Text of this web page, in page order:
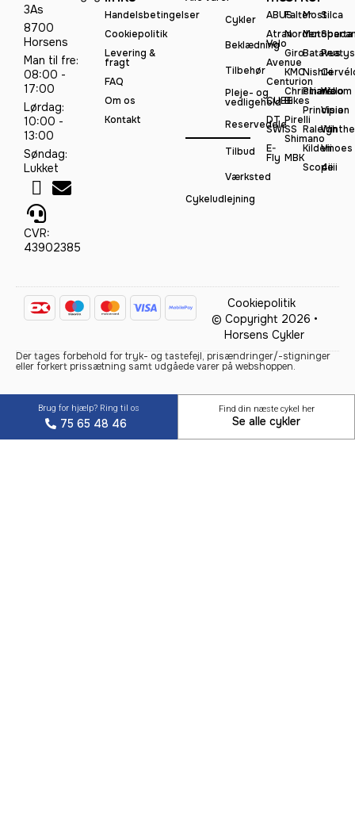
3As
8700
Horsens
Man til fre:
08:00 -
17:00
Lørdag:
10:00 -
13:00
Søndag:
Lukket
CVR:
43902385
Handelsbetingelser
Cookiepolitik
Levering &
fragt
FAQ
Om os
Kontakt
Cykler
Beklædning
Tilbehør
Pleje- og
vedligehold
Reservedele
Tilbud
Værksted
Cykeludlejning
ABUS
Atran
Velo
Avenue
Centurion
CUBE
DT
SWISS
E-
Fly
Falter
Norden
Giro
KMC
Christiania
Bikes
Pirelli
Shimano
MBK
Most
Batavus
Nishiki
Pinarello
Principia
Raleigh
Kildemoes
Scope
Silca
Sparta
Peatys
Woom
Vision
Vii
4iiii
Cookiepolitik
© Copyright 2026 •
Horsens Cykler
Der tages forbehold for tryk- og tastefejl, prisændringer/-stigninger
eller forkert prissætning samt udgåede varer på webshoppen.
Brug for hjælp? Ring til os
75 65 48 46
Find din næste cykel her
Se alle cykler